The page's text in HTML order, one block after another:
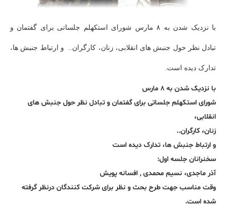
با نزدیک شدن به ۸ مارس شورای استکهلم جلساتی برای گفتمان و
تبادل نظر حول جنبش های انقلابی، زنان، کارگران.. و ارتباط جنبش ها،
تدارک دیده است.
با نزدیک شدن به ۸ مارس
شورای استکهلم جلساتی برای گفتمان و تبادل نظر حول جنبش های
انقلابی،
زنان، کارگران..
و ارتباط جنبش ها، تدارک دیده است
سخنرانان جلسه اول:
آذر ماجدی، نسیم محمدی , افسانه پویش
وقت مناسب جهت طرح بحث و نظر برای شرکت کنندگان درنظر گرفته
شده است.